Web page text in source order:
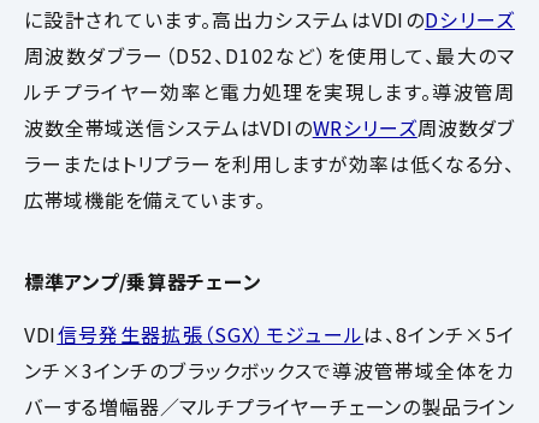
に設計されています。高出力システムはVDIのDシリーズ
周波数ダブラー（D52、D102など）を使用して、最大のマ
ルチプライヤー効率と電力処理を実現します。導波管周
波数全帯域送信システムはVDIのWRシリーズ周波数ダブ
ラーまたはトリプラーを利用しますが効率は低くなる分、
広帯域機能を備えています。
標準アンプ/乗算器チェーン
VDI信号発生器拡張（SGX）モジュールは、8インチ×5イ
ンチ×3インチのブラックボックスで導波管帯域全体をカ
バーする増幅器／マルチプライヤーチェーンの製品ライン